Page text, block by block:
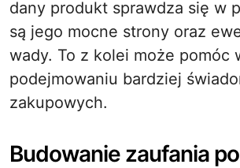
dany produkt sprawdza się w
są jego mocne strony oraz
wady. To z kolei może pomóc
podejmowaniu bardziej
zakupowych.
Budowanie zaufania